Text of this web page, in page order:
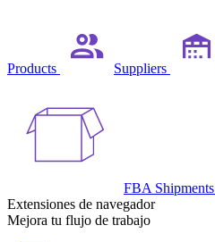
Products Suppliers
FBA Shipments
Extensiones de navegador
Mejora tu flujo de trabajo